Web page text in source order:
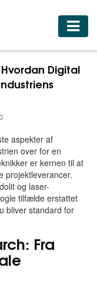
Digital
aspekter af
over for en
er kernen til at
projektleverancer.
og laser-
tilfælde erstattet
bliver standard for
Fra